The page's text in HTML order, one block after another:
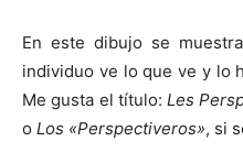
En este dibujo se
individuo ve lo que ve y lo
Me gusta el título:Les
o Los «Perspectiveros», si